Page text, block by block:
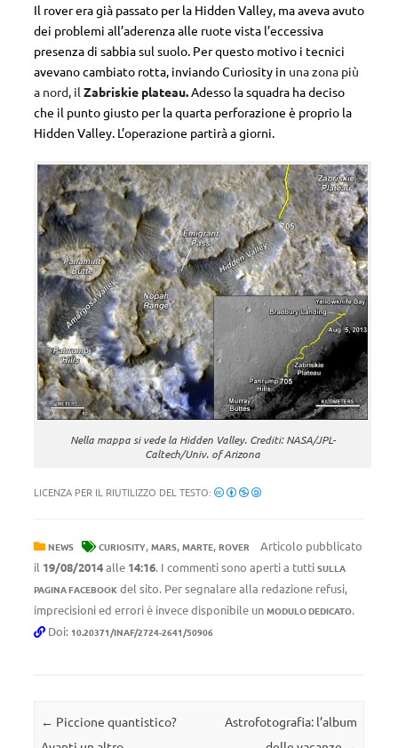
Il rover era già passato per la Hidden Valley, ma aveva avuto
dei problemi all’aderenza alle ruote vista l’eccessiva
presenza di sabbia sul suolo. Per questo motivo i tecnici
avevano cambiato rotta, inviando Curiosity in una zona più
a nord, il Zabriskie plateau.Adesso la squadra ha deciso
che il punto giusto per la quarta perforazione è proprio la
Hidden Valley. L’operazione partirà a giorni.
Nella mappa si vede la Hidden Valley. Crediti: NASA/JPL-
Caltech/Univ. of Arizona
LICENZA PER IL RIUTILIZZO DEL TESTO:
NEWS CURIOSITY, MARS, MARTE, ROVER
Articolo pubblicato
il 19/08/2014alle 14:16. I commenti sono aperti a tutti SULLA
PAGINA FACEBOOK del sito. Per segnalare alla redazione refusi,
imprecisioni ed errori è invece disponibile un MODULO DEDICATO.
Doi: 10.20371/INAF/2724-2641/50906
Navigazione articolo
← Piccione quantistico?
Astrofotografia: l’album